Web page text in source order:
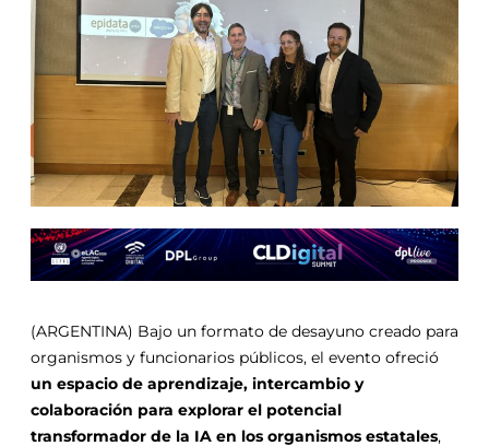
(ARGENTINA) Bajo un formato de desayuno creado para
organismos y funcionarios públicos, el evento ofreció
un espacio de aprendizaje, intercambio y
colaboración para explorar el potencial
transformador de la IA en los organismos estatales,